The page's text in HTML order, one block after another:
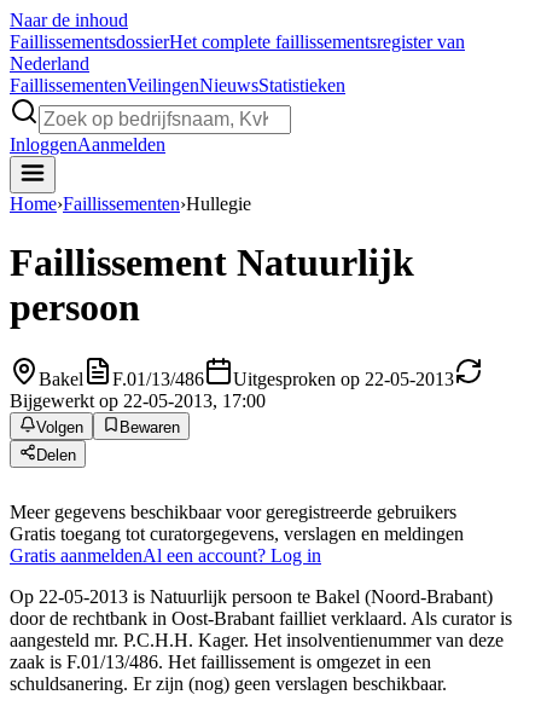
Naar de inhoud
FaillissementsdossierHet complete faillissementsregister van
Nederland
FaillissementenVeilingenNieuwsStatistieken
InloggenAanmelden
Home›Faillissementen›Hullegie
Faillissement Natuurlijk
persoon
Bakel F.01/13/486
Uitgesproken op 22-05-2013
Bijgewerkt op 22-05-2013, 17:00
Volgen
Bewaren
Delen
Meer gegevens beschikbaar voor geregistreerde gebruikers
Gratis toegang tot curatorgegevens, verslagen en meldingen
Gratis aanmeldenAl een account? Log in
Op 22-05-2013 is Natuurlijk persoon te Bakel (Noord-Brabant)
door de rechtbank in Oost-Brabant failliet verklaard. Als curator is
aangesteld mr. P.C.H.H. Kager. Het insolventienummer van deze
zaak is F.01/13/486. Het faillissement is omgezet in een
schuldsanering. Er zijn (nog) geen verslagen beschikbaar.